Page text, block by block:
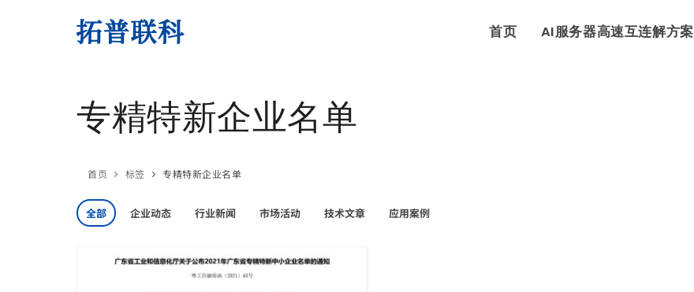
首页 AI服务器高速互连解方案
专精特新企业名单
首页 标签 专精特新企业名单
全部 企业动态 行业新闻 市场活动 技术文章 应用案例